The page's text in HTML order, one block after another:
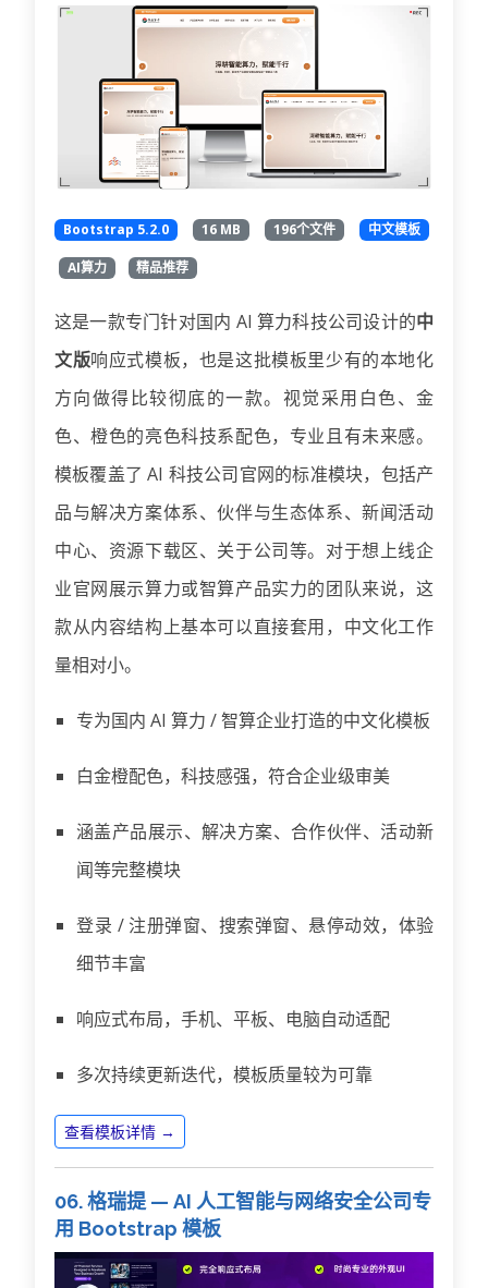
Bootstrap 5.2.0 16 MB 196个文件 中文模板
AI算力 精品推荐
这是一款专门针对国内 AI 算力科技公司设计的中
文版响应式模板，也是这批模板里少有的本地化
方向做得比较彻底的一款。视觉采用白色、金
色、橙色的亮色科技系配色，专业且有未来感。
模板覆盖了 AI 科技公司官网的标准模块，包括产
品与解决方案体系、伙伴与生态体系、新闻活动
中心、资源下载区、关于公司等。对于想上线企
业官网展示算力或智算产品实力的团队来说，这
款从内容结构上基本可以直接套用，中文化工作
量相对小。
专为国内 AI 算力 / 智算企业打造的中文化模板
白金橙配色，科技感强，符合企业级审美
涵盖产品展示、解决方案、合作伙伴、活动新
闻等完整模块
登录 / 注册弹窗、搜索弹窗、悬停动效，体验
细节丰富
响应式布局，手机、平板、电脑自动适配
多次持续更新迭代，模板质量较为可靠
查看模板详情 →
06. 格瑞提 — AI 人工智能与网络安全公司专
用 Bootstrap 模板